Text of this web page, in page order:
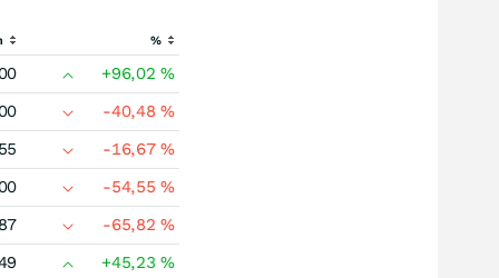
%
+96,02%
-40,48%
-16,67%
-54,55%
-65,82%
+45,23%